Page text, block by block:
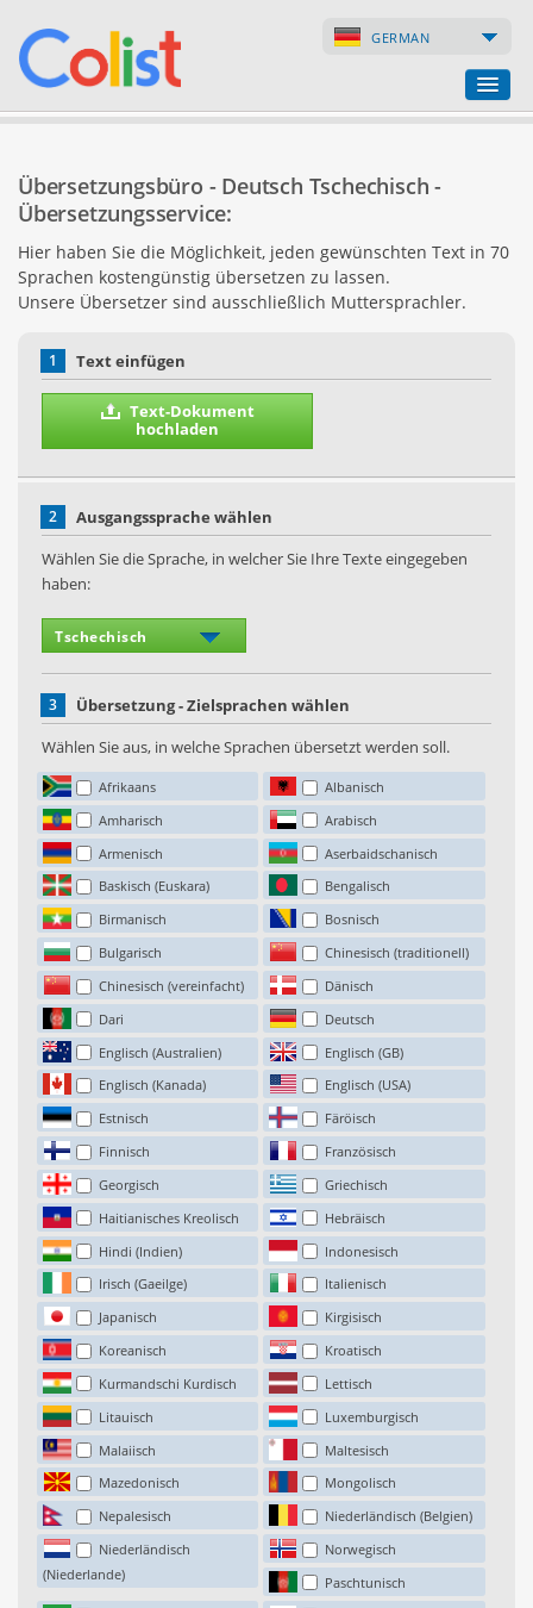
GERMAN
Firmenverzeichnis
Webseiten
Internet-Shops
Übersetzungsbüro - Deutsch Tschechisch -
Übersetzungsservice:
Hier haben Sie die Möglichkeit, jeden gewünschten Text in 70
Sprachen kostengünstig übersetzen zu lassen.
Unsere Übersetzer sind ausschließlich Muttersprachler.
1 Text einfügen
Text-Dokument
hochladen
2
Ausgangssprache wählen
Wählen Sie die Sprache, in welcher Sie Ihre Texte eingegeben
haben:
3
Übersetzung - Zielsprachen wählen
Wählen Sie aus, in welche Sprachen übersetzt werden soll.
Afrikaans
Albanisch
Amharisch
Arabisch
Armenisch
Aserbaidschanisch
Baskisch (Euskara)
Bengalisch
Birmanisch
Bosnisch
Bulgarisch
Chinesisch (traditionell)
Chinesisch (vereinfacht)
Dänisch
Dari
Deutsch
Englisch (Australien)
Englisch (GB)
Englisch (Kanada)
Englisch (USA)
Estnisch
Färöisch
Finnisch
Französisch
Georgisch
Griechisch
Haitianisches Kreolisch
Hebräisch
Hindi (Indien)
Indonesisch
Irisch (Gaeilge)
Italienisch
Japanisch
Kirgisisch
Koreanisch
Kroatisch
Kurmandschi Kurdisch
Lettisch
Litauisch
Luxemburgisch
Malaiisch
Maltesisch
Mazedonisch
Mongolisch
Nepalesisch
Niederländisch (Belgien)
Niederländisch
(Niederlande)
Norwegisch
Paschtunisch